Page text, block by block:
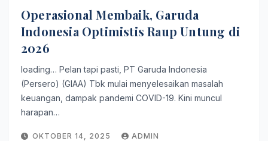
Operasional Membaik, Garuda
Indonesia Optimistis Raup Untung di
2026
loading… Pelan tapi pasti, PT Garuda Indonesia
(Persero) (GIAA) Tbk mulai menyelesaikan masalah
keuangan, dampak pandemi COVID-19. Kini muncul
harapan…
OKTOBER 14, 2025 ADMIN